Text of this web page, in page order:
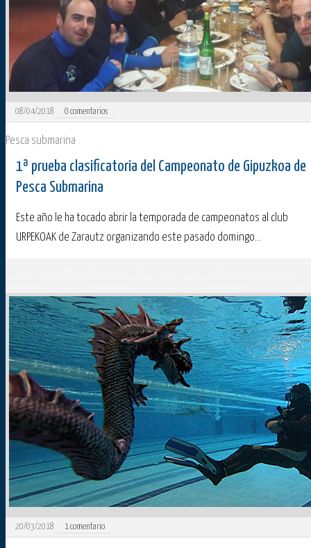
08/04/2018 0 comentarios
Pesca submarina
1ª prueba clasificatoria del Campeonato de Gipuzkoa de
Pesca Submarina
Este año le ha tocado abrir la temporada de campeonatos al club
URPEKOAK de Zarautz organizando este pasado domingo...
20/03/2018 1comentario